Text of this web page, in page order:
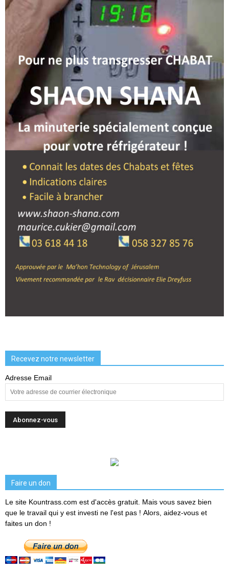
Recevez notre newsletter
Adresse Email
Faire un don
Le site Kountrass.com est d'accès gratuit. Mais vous savez bien
que le travail qui y est investi ne l'est pas ! Alors, aidez-vous et
faites un don !